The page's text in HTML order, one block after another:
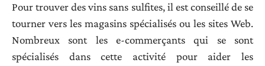
Pour trouver des vins sans sulfites, il est conseillé de se
tourner vers les magasins spécialisés ou les sites Web.
Nombreux sont les e-commerçants qui se sont
spécialisés dans cette activité pour aider les